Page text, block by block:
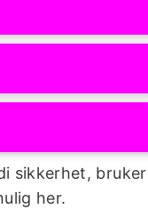
sikkerhet,
her.